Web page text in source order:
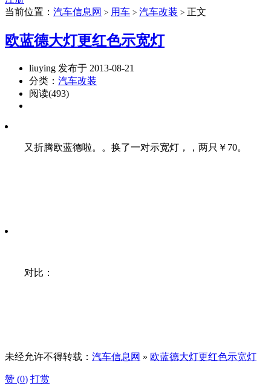
当前位置： 汽车信息网 > 用车 > 汽车改装 > 正文
欧蓝德大灯更红色示宽灯
liuying 发布于 2013-08-21
分类： 汽车改装
阅读(493)
又折腾欧蓝德啦。。换了一对示宽灯，，两只￥70。
对比：
未经允许不得转载： 汽车信息网 » 欧蓝德大灯更红色示宽灯
赞 (0) 打赏